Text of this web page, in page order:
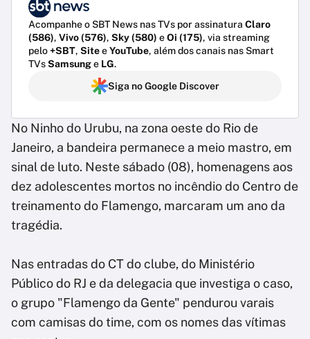
Acompanhe o SBT News nas TVs por assinatura Claro
(586), Vivo (576), Sky (580) eOi (175), via streaming
pelo+SBT, SiteeYouTube, além dos canais nas Smart
TVsSamsunge LG.
Siga no Google Discover
No Ninho do Urubu, na zona oeste do Rio de
Janeiro, a bandeira permanece a meio mastro, em
sinal de luto. Neste sábado (08), homenagens aos
dez adolescentes mortos no incêndio do Centro de
treinamento do Flamengo, marcaram um ano da
tragédia.
Nas entradas do CT do clube, do Ministério
Público do RJ e da delegacia que investiga o caso,
o grupo "Flamengo da Gente" pendurou varais
com camisas do time, com os nomes das vítimas